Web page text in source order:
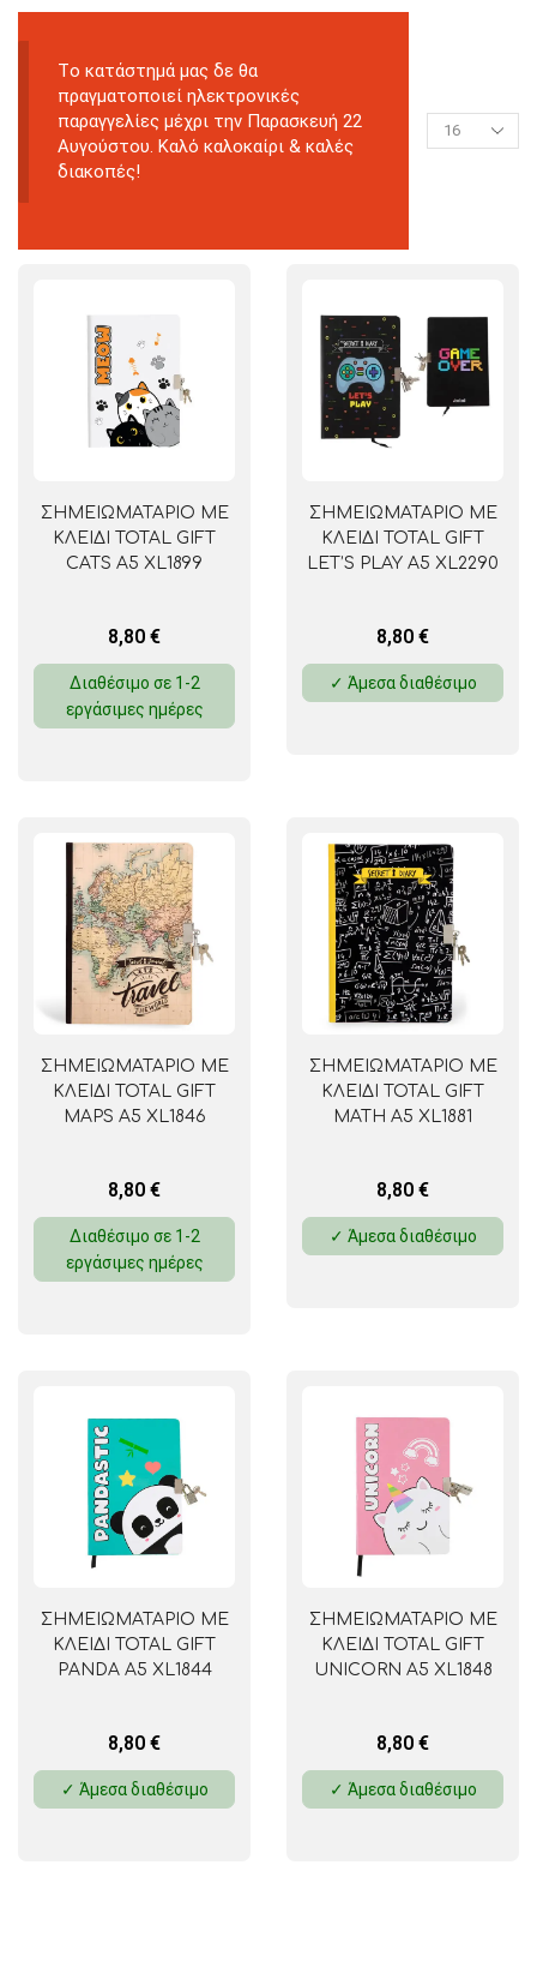
Tο κατάστημά μας δε θα
πραγματοποιεί ηλεκτρονικές
παραγγελίες μέχρι την Παρασκευή 22
Αυγούστου. Καλό καλοκαίρι & καλές
διακοπές!
ΣΗΜΕΙΩΜΑΤΑΡΙΟ ΜΕ
ΚΛΕΙΔΙ TOTAL GIFT
CATS A5 XL1899
8,80 €
Διαθέσιμο σε 1-2
εργάσιμες ημέρες
ΣΗΜΕΙΩΜΑΤΑΡΙΟ ΜΕ
ΚΛΕΙΔΙ TOTAL GIFT
LET’S PLAY A5 XL2290
8,80 €
✓ Άμεσα διαθέσιμο
ΣΗΜΕΙΩΜΑΤΑΡΙΟ ΜΕ
ΚΛΕΙΔΙ TOTAL GIFT
MAPS A5 XL1846
8,80 €
Διαθέσιμο σε 1-2
εργάσιμες ημέρες
ΣΗΜΕΙΩΜΑΤΑΡΙΟ ΜΕ
ΚΛΕΙΔΙ TOTAL GIFT
MATH A5 XL1881
8,80 €
✓ Άμεσα διαθέσιμο
ΣΗΜΕΙΩΜΑΤΑΡΙΟ ΜΕ
ΚΛΕΙΔΙ TOTAL GIFT
PANDA A5 XL1844
8,80 €
✓ Άμεσα διαθέσιμο
ΣΗΜΕΙΩΜΑΤΑΡΙΟ ΜΕ
ΚΛΕΙΔΙ TOTAL GIFT
UNICORN A5 XL1848
8,80 €
✓ Άμεσα διαθέσιμο